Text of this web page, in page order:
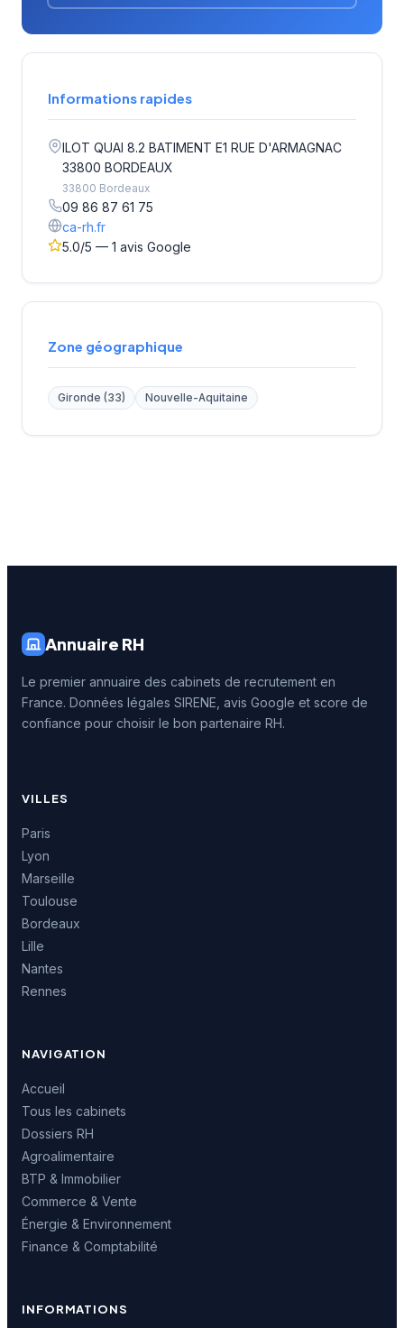
Informations rapides
ILOT QUAI 8.2 BATIMENT E1 RUE D'ARMAGNAC
33800 BORDEAUX
33800 Bordeaux
09 86 87 61 75
ca-rh.fr
5.0/5 — 1 avis Google
Zone géographique
Gironde (33) Nouvelle-Aquitaine
Annuaire RH
Le premier annuaire des cabinets de recrutement en
France. Données légales SIRENE, avis Google et score de
confiance pour choisir le bon partenaire RH.
VILLES
Paris
Lyon
Marseille
Toulouse
Bordeaux
Lille
Nantes
Rennes
NAVIGATION
Accueil
Tous les cabinets
Dossiers RH
Agroalimentaire
BTP & Immobilier
Commerce & Vente
Énergie & Environnement
Finance & Comptabilité
INFORMATIONS